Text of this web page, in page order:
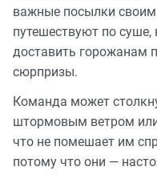
важные посылки
путешествуют по суше,
доставить горожанам
сюрпризы.
Команда может
штормовым ветром
что не помешает им
потому что они —